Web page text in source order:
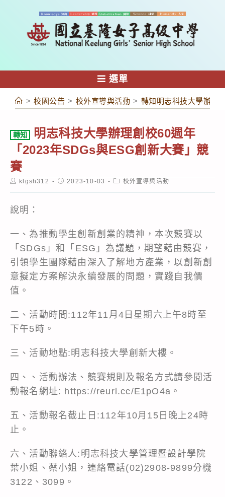
容
選單
> 校園公告 > 校外宣導與活動 > 轉知明志科技大學辦理
轉知
明志科技大學辦理創校60週年
「2023年SDGs與ESG創新大賽」競
賽
Postklgsh312
Post2023-10-03
Post校外宣導與活動
說明：
一、為推動學生創新創業的精神，本次競賽以
「SDGs」和「ESG」為議題，期望藉由競賽，
引領學生團隊藉由深入了解地方產業，以創新創
意擬定方案解決永續發展的問題，實踐自我價
值。
二、活動時間:112年11月4日星期六上午8時至
下午5時。
三、活動地點:明志科技大學創新大樓。
四、、活動辦法、競賽規則及報名方式請參閱活
動報名網址: https://reurl.cc/E1pO4a。
五、活動報名截止日:112年10月15日晚上24時
止。
六、活動聯絡人:明志科技大學管理暨設計學院
葉小姐、蔡小姐，連絡電話(02)2908-9899分機
3122、3099。